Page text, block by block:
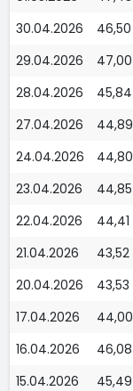
30.04.2026
46,50
29.04.2026
47,00
28.04.2026
45,84
27.04.2026
44,89
24.04.2026
44,80
23.04.2026
44,85
22.04.2026
44,41
21.04.2026
43,52
20.04.2026
43,53
17.04.2026
44,00
16.04.2026
46,08
15.04.2026
45,49